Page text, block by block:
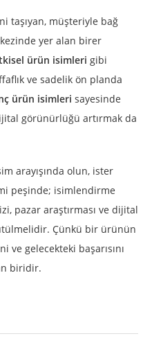
taşıyan, müşteriyle bağ
yer alan birer
ürün isimleri gibi
ve sadelik ön planda
ürün isimleri sayesinde
görünürlüğü artırmak da
arayışında olun, ister
peşinde; isimlendirme
pazar araştırması ve dijital
Çünkü bir ürünün
gelecekteki başarısını
biridir.